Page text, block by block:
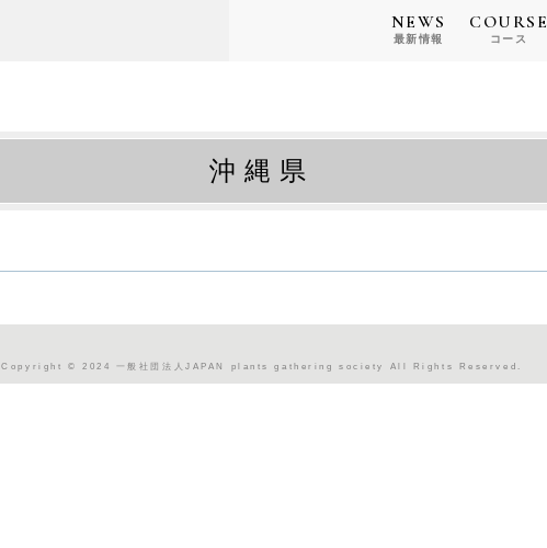
NEWS
最新情報
COURSE
コース
沖縄県
Copyright © 2024 一般社団法人JAPAN plants gathering society All Rights Reserved.